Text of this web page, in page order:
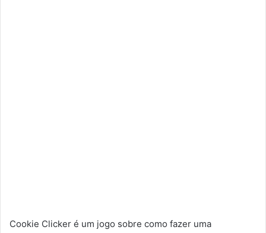
Cookie Clicker é um jogo sobre como fazer uma